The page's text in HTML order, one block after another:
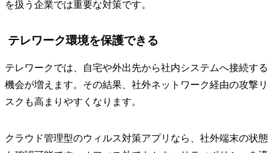
を扱う企業では重要な対策です。
テレワーク環境を保護できる
テレワークでは、自宅や外出先から社内システムへ接続する
機会が増えます。その結果、社外ネットワーク経由の攻撃リ
スクも高まりやすくなります。
クラウド管理型のウィルス対策アプリなら、社外端末の状態